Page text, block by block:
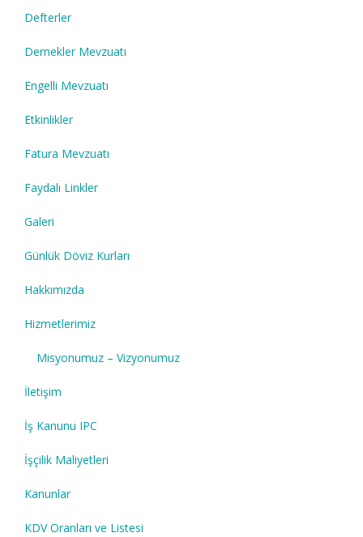
Defterler
Dernekler Mevzuatı
Engelli Mevzuatı
Etkinlikler
Fatura Mevzuatı
Faydalı Linkler
Galeri
Günlük Döviz Kurları
Hakkımızda
Hizmetlerimiz
Misyonumuz – Vizyonumuz
İletişim
İş Kanunu IPC
İşçilik Maliyetleri
Kanunlar
KDV Oranları ve Listesi